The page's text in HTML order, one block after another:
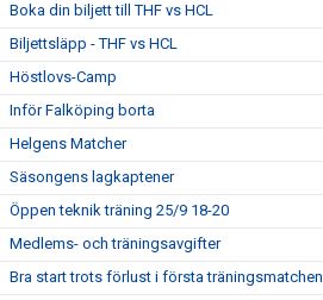
Boka din biljett till THF vs HCL
Biljettsläpp - THF vs HCL
Höstlovs-Camp
Inför Falköping borta
Helgens Matcher
Säsongens lagkaptener
Öppen teknik träning 25/9 18-20
Medlems- och träningsavgifter
Bra start trots förlust i första träningsmatchen